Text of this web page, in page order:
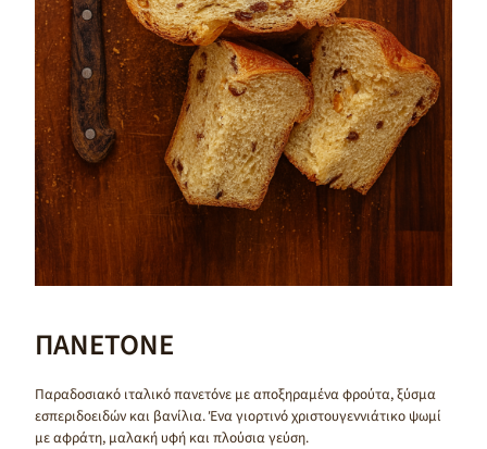
ΠΑΝΕΤΟΝΕ
Παραδοσιακό ιταλικό πανετόνε με αποξηραμένα φρούτα, ξύσμα
εσπεριδοειδών και βανίλια. Ένα γιορτινό χριστουγεννιάτικο ψωμί
με αφράτη, μαλακή υφή και πλούσια γεύση.